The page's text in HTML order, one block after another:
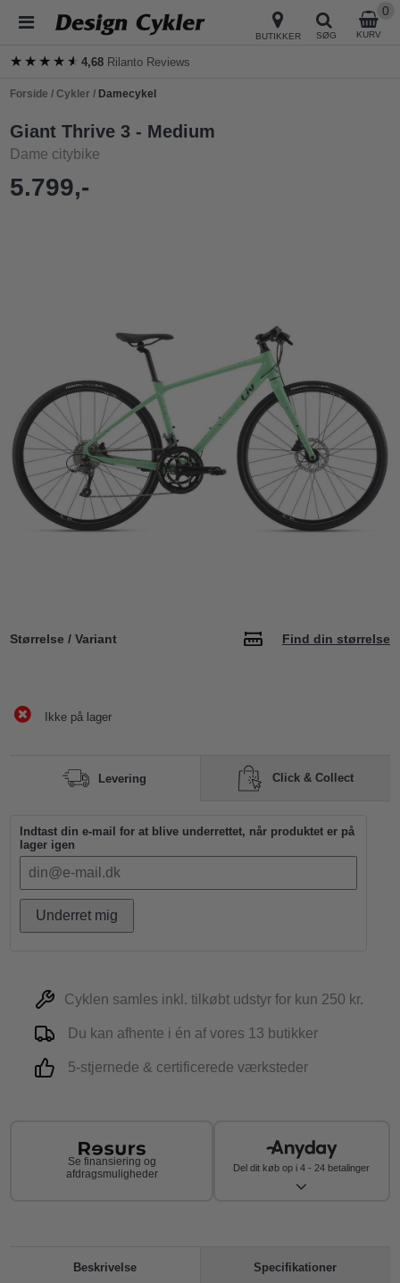
BUTIKKER SØG KURV
0
★★★★★
★★★★★4,68 Rilanto Reviews
Forside /Cykler / Damecykel
Giant Thrive 3 - Medium
Dame citybike
5.799,-
Størrelse / Variant Find din størrelse
Ikke på lager
Levering Click & Collect
Indtast din e-mail for at blive underrettet, når produktet er på
lager igen
Underret mig
Cyklen samles inkl. tilkøbt udstyr for kun 250 kr.
Du kan afhente i én af vores 13 butikker
5-stjernede & certificerede værksteder
Se finansiering og
afdragsmuligheder
Del dit køb op i 4 - 24 betalinger
Beskrivelse Specifikationer